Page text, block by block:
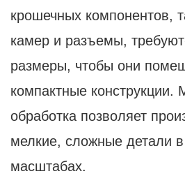
крошечных компонентов,
камер и разъемы,
размеры, чтобы они
компактные конструкции.
обработка позволяет
мелкие, сложные детали
масштабах.